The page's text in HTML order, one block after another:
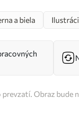
a biela
Obraz bude